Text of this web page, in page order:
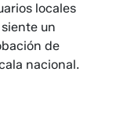
locales
un
de
nacional.